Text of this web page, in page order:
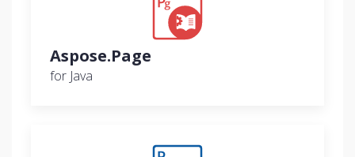
Aspose.Page
for Java